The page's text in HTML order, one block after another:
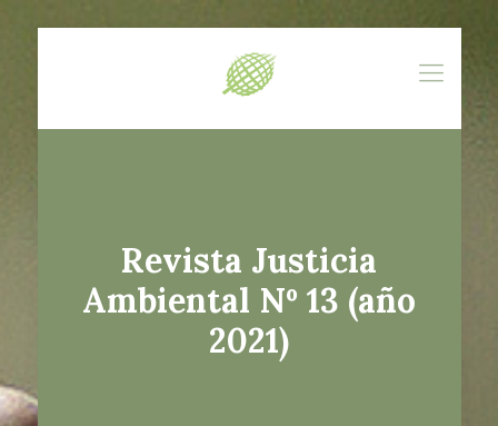
Revista Justicia
Ambiental Nº 13 (año
2021)